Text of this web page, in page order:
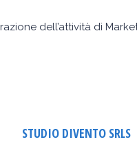
dell’attività di
STUDIO DIVENTO SRLS